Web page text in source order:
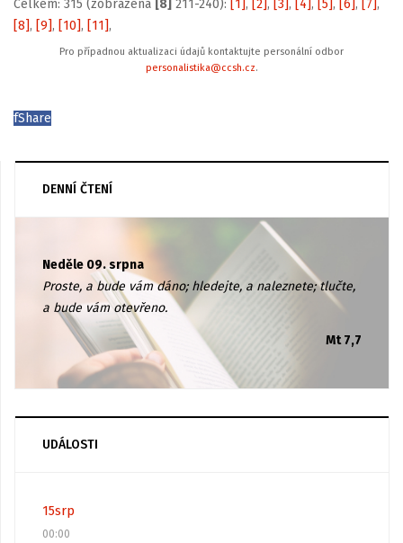
Celkem: 315 (zobrazena [8] 211-240): [1] , [2] , [3] , [4] , [5] , [6] , [7] ,
[8], [9], [10], [11],
Pro případnou aktualizaci údajů kontaktujte personální odbor
personalistika@ccsh.cz.
fShare
DENNÍ ČTENÍ
Neděle 09. srpna
Proste, a bude vám dáno; hledejte, a naleznete; tlučte,
a bude vám otevřeno.
Mt 7,7
UDÁLOSTI
15srp
00:00